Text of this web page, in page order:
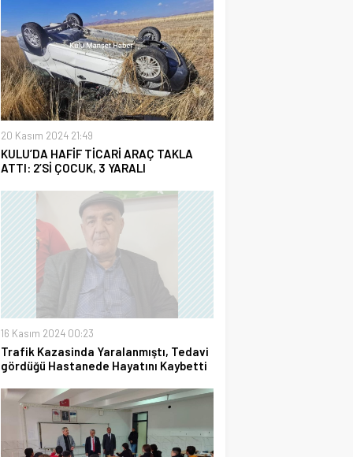
20 Kasım 2024 21:49
KULU’DA HAFİF TİCARİ ARAÇ TAKLA
ATTI: 2’Sİ ÇOCUK, 3 YARALI
16 Kasım 2024 00:23
Trafik Kazasinda Yaralanmıştı, Tedavi
gördüğü Hastanede Hayatını Kaybetti